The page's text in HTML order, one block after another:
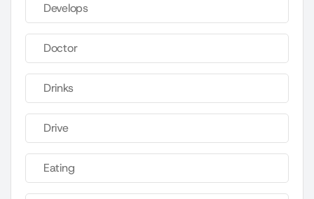
Develops
Doctor
Drinks
Drive
Eating